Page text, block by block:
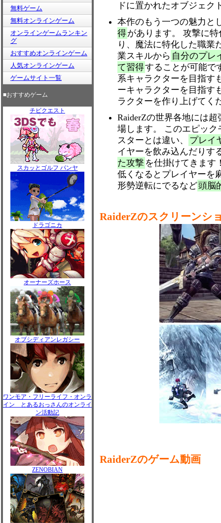
無料ゲーム
無料オンラインゲーム
オンラインゲームランキン
グ
おすすめオンラインゲーム
人気オンラインゲーム
ゲームサイト一覧
■おすすめゲーム
チビクエスト
スカッとゴルフ パンヤ
ドラゴニカ
オーナーズホース
オブシディアンレガシー
ワンモア・フリーライフ・オンラ
イン とあるおっさんのオンライ
ン活動記
ZENOBIAN
ドに置かれたオブジェ
本作のもう一つの魅力と
得があります。 攻撃に
り、魔法に特化した職業
業スキルから 自分のプレ
て習得することが可能で
系キャラクターを目指す
ーキャラクターを目指す
ラクターを作り上げてく
RaiderZの世界各地には
場します。 このエピック
スターとは違い、
プレイ
イヤーを飲み込んだりす
た攻撃 を仕掛けてきます
低くなるとプレイヤーを
形勢逆転にでるなど頭脳
RaiderZのスクリーンシ
RaiderZのゲーム動画